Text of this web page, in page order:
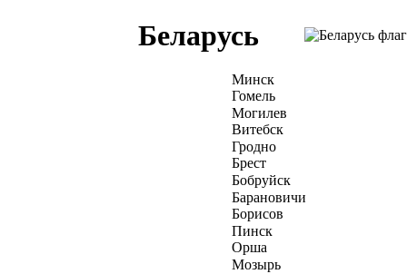
Беларусь
Минск
Гомель
Могилев
Витебск
Гродно
Брест
Бобруйск
Барановичи
Борисов
Пинск
Орша
Мозырь